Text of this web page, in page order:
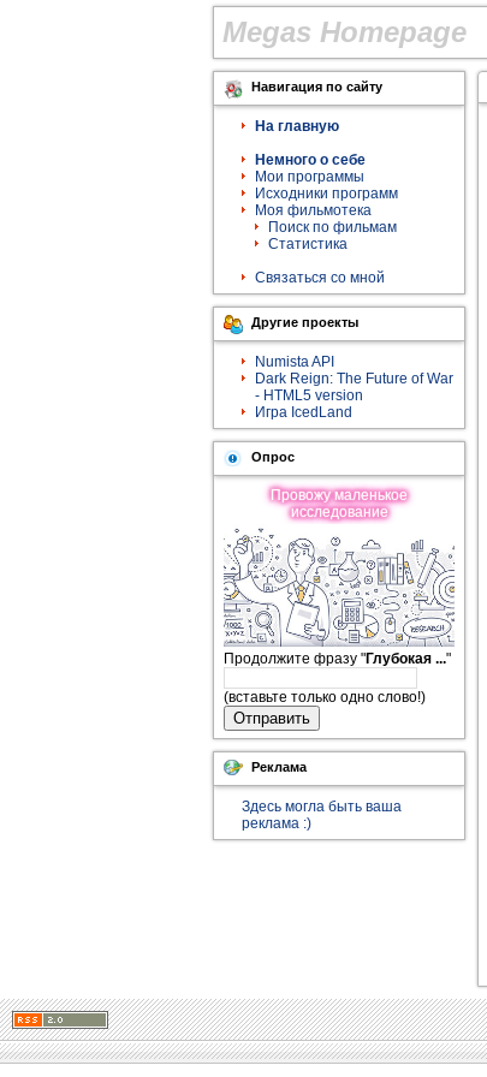
Megas Homepage
Навигация по сайту
На главную
Немного о себе
Мои программы
Исходники программ
Моя фильмотека
Поиск по фильмам
Статистика
Связаться со мной
Другие проекты
Numista API
Dark Reign: The Future of War
- HTML5 version
Игра IcedLand
Опрос
Провожу мaленькое
исследование
Продолжите фразу "Глубокая ..."
(вставьте только одно слово!)
Отправить
Реклама
Здесь могла быть ваша
реклама :)